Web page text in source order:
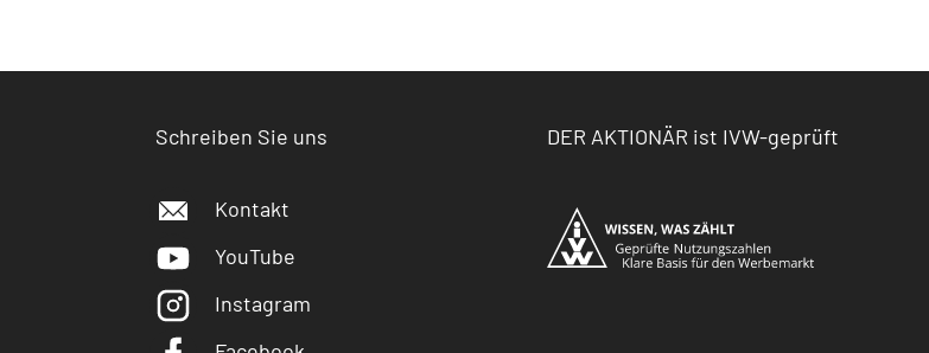
Schreiben Sie uns
Kontakt
YouTube
Instagram
DER AKTIONÄR ist IVW-geprüft